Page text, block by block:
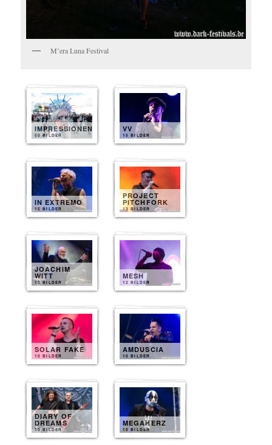
M’era Luna Festival
IMPRESSIONEN
50 BILDER
VV
15 BILDER
IN EXTREMO
15 BILDER
PROJECT
PITCHFORK
13 BILDER
JOACHIM
WITT
13 BILDER
MESH
12 BILDER
SOLAR FAKE
10 BILDER
AMDUSCIA
10 BILDER
DIARY OF
DREAMS
10 BILDER
MEGAHERZ
10 BILDER